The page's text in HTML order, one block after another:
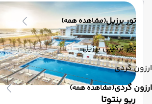
تور برزیل(مشاهده همه)
تور ترکیبی برزیل
ارزون گردی
ارزون گردی(مشاهده همه)
ریو بنتوتا